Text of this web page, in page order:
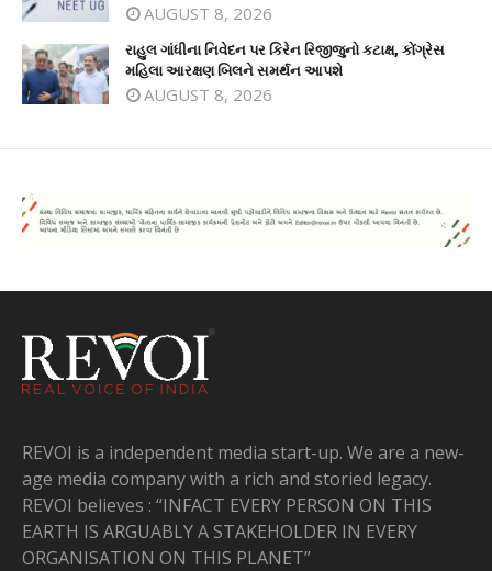
AUGUST 8, 2026
રાહુલ ગાંધીના નિવેદન પર કિરેન રિજીજુનો કટાક્ષ, કોંગ્રેસ
મહિલા આરક્ષણ બિલને સમર્થન આપશે
AUGUST 8, 2026
REVOI is a independent media start-up. We are a new-
age media company with a rich and storied legacy.
REVOI believes : “INFACT EVERY PERSON ON THIS
EARTH IS ARGUABLY A STAKEHOLDER IN EVERY
ORGANISATION ON THIS PLANET”